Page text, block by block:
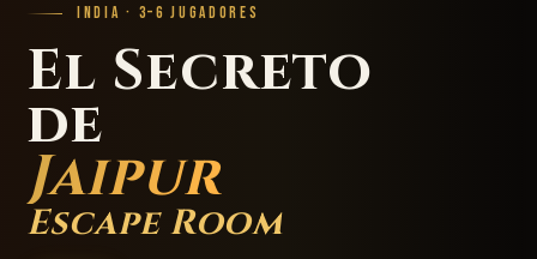
INDIA · 3–6 JUGADORES
El Secreto
de
Jaipur
Escape Room